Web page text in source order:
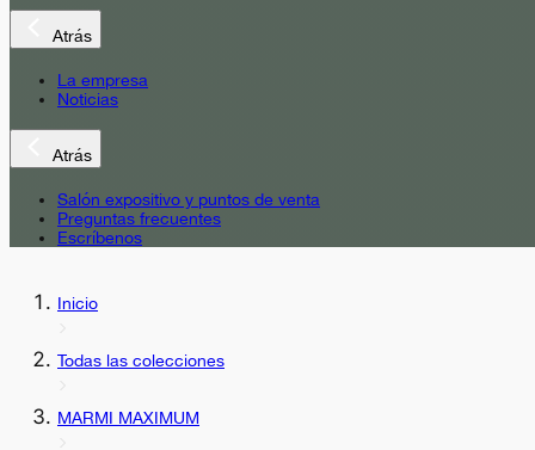
Atrás
La empresa
Noticias
Atrás
Salón expositivo y puntos de venta
Preguntas frecuentes
Escríbenos
Inicio
Todas las colecciones
MARMI MAXIMUM